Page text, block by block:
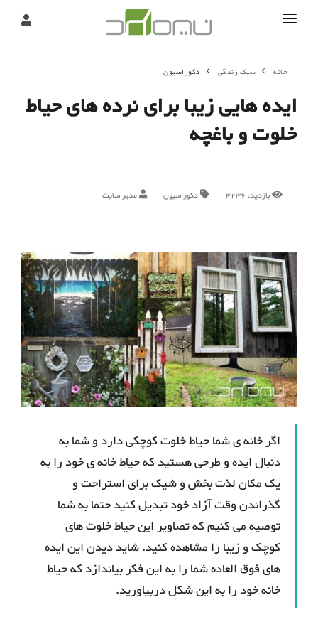
درباره
تحریریه
خانه سبک زندگی دکوراسیون
ایده هایی زیبا برای نرده های حیاط
خلوت و باغچه
بازدید: 4236 دکوراسیون مدیر سایت
اگر خانه ی شما حیاط خلوت کوچکی دارد و شما به
دنبال ایده و طرحی هستید که حیاط خانه ی خود را به
یک مکان لذت بخش و شیک برای استراحت و
گذراندن وقت آزاد خود تبدیل کنید حتما به شما
توصیه می کنیم که تصاویر این حیاط خلوت های
کوچک و زیبا را مشاهده کنید. شاید دیدن این ایده
های فوق العاده شما را به این فکر بیاندازد که حیاط
خانه خود را به این شکل دربیاورید.